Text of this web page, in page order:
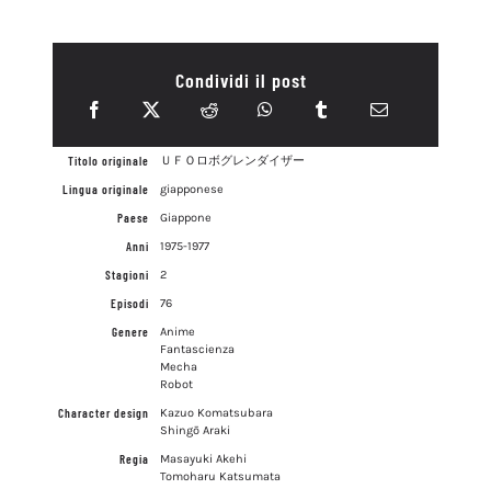
Condividi il post
Titolo originale
ＵＦＯロボグレンダイザー
Lingua originale
giapponese
Paese
Giappone
Anni
1975-1977
Stagioni
2
Episodi
76
Genere
Anime
Fantascienza
Mecha
Robot
Character design
Kazuo Komatsubara
Shingō Araki
Regia
Masayuki Akehi
Tomoharu Katsumata